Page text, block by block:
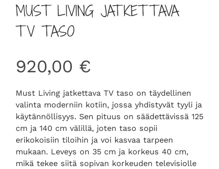
MUST LIVING JATKETTAVA
TV TASO
920,00 €
Must Living jatkettava TV taso on täydellinen
valinta moderniin kotiin, jossa yhdistyvät tyyli ja
käytännöllisyys. Sen pituus on säädettävissä 125
cm ja 140 cm välillä, joten taso sopii
erikokoisiin tiloihin ja voi kasvaa tarpeen
mukaan. Leveys on 35 cm ja korkeus 40 cm,
mikä tekee siitä sopivan korkeuden televisiolle